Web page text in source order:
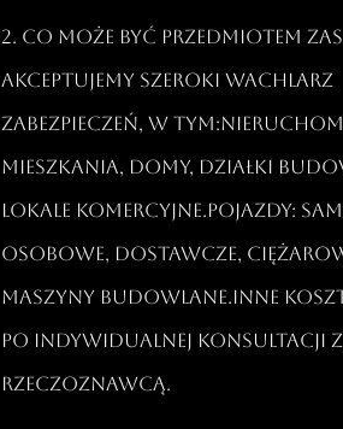
2. Co może być przedmiotem
Akceptujemy szeroki wachlarz
zabezpieczeń, w
mieszkania, domy, działki
lokale komercyjne.Pojazdy:
osobowe, dostawcze,
maszyny budowlane.Inne
po indywidualnej konsultacji z
rzeczoznawcą.​